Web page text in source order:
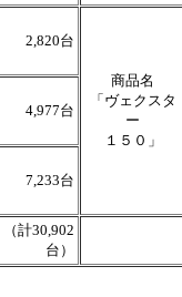
2,820台
商品名
「ヴェクスタ
ー
１５０」
4,977台
7,233台
（計30,902
台）